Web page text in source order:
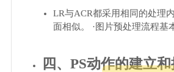
LR与ACR都采用相同的处理
面相似。 ·图片预处理流程基
四、PS动作的建立